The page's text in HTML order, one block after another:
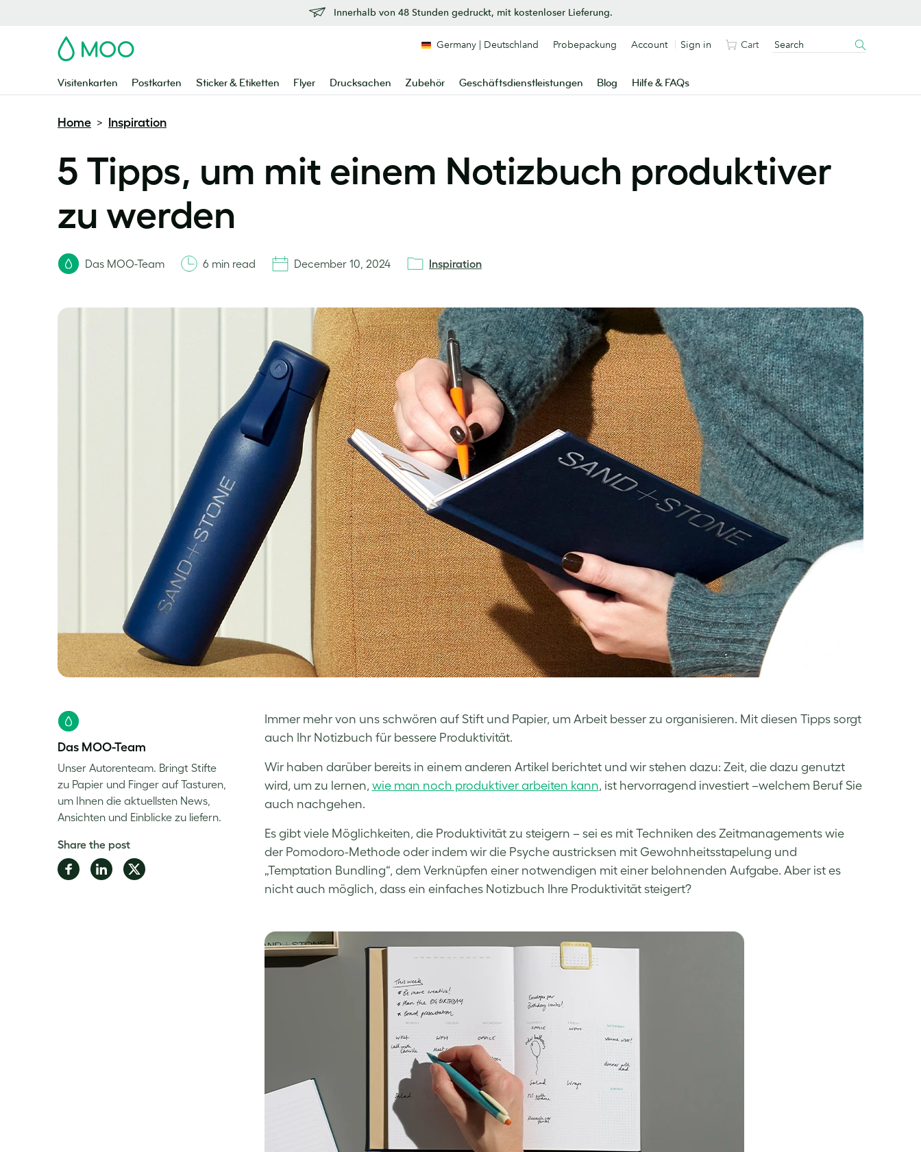
Innerhalb von 48 Stunden gedruckt, mit kostenloser Lieferung.
MOO
Visitenkarten Postkarten Sticker & Etiketten Flyer Drucksachen Zubehör Geschäftsdienstleistungen Blog Hilfe & FAQs
Germany | Deutschland Probepackung Account Sign in Cart
Home > Inspiration
5 Tipps, um mit einem Notizbuch produktiver
zu werden
Das MOO-Team 6 min read December 10, 2024 Inspiration
Immer mehr von uns schwören auf Stift und Papier, um Arbeit besser zu organisieren. Mit diesen Tipps sorgt
auch Ihr Notizbuch für bessere Produktivität.
Wir haben darüber bereits in einem anderen Artikel berichtet und wir stehen dazu: Zeit, die dazu genutzt
wird, um zu lernen, wie man noch produktiver arbeiten kann, ist hervorragend investiert –welchem Beruf Sie
auch nachgehen.
Es gibt viele Möglichkeiten, die Produktivität zu steigern – sei es mit Techniken des Zeitmanagements wie
der Pomodoro-Methode oder indem wir die Psyche austricksen mit Gewohnheitsstapelung und
„Temptation Bundling“, dem Verknüpfen einer notwendigen mit einer belohnenden Aufgabe. Aber ist es
nicht auch möglich, dass ein einfaches Notizbuch Ihre Produktivität steigert?
Das MOO-Team
Unser Autorenteam. Bringt Stifte
zu Papier und Finger auf Tasturen,
um Ihnen die aktuellsten News,
Ansichten und Einblicke zu liefern.
Share the post
Share Share Share